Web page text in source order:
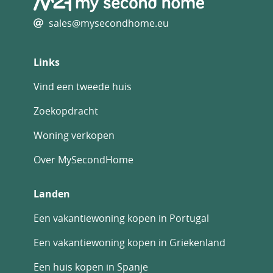
sales@mysecondhome.eu
Links
Vind een tweede huis
Zoekopdracht
Woning verkopen
Over MySecondHome
Landen
Een vakantiewoning kopen in Portugal
Een vakantiewoning kopen in Griekenland
Een huis kopen in Spanje